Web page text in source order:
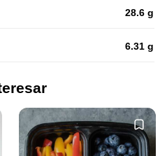
28.6 g
6.31 g